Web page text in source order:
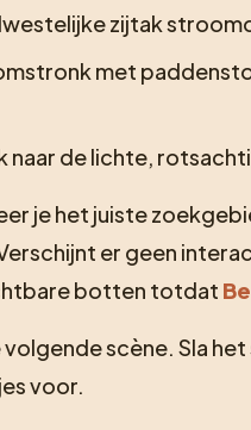
zijtak
met
naar de lichte,
je het juiste
er geen
botten totdat
scène. Sla
voor.